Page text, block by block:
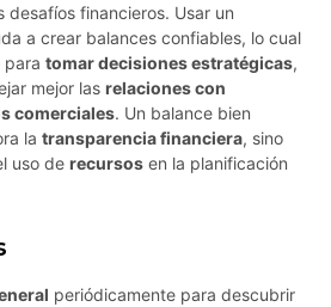
financieros. Usar un
a crear balances confiables, lo cual
para tomar decisiones estratégicas,
mejor las relaciones con
comerciales. Un balance bien
la transparencia financiera, sino
uso de recursos en la planificación
periódicamente para descubrir